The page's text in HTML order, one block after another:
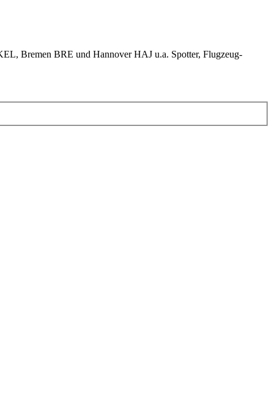
Bremen BRE und Hannover HAJ u.a. Spotter, Flugzeug-